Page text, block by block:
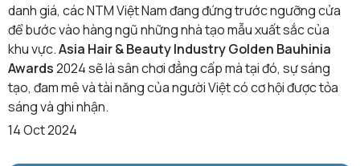
danh giá, các NTM Việt Nam đang đứng trước ngưỡng cửa
để bước vào hàng ngũ những nhà tạo mẫu xuất sắc của
khu vực.Asia Hair & Beauty Industry Golden Bauhinia
Awards2024 sẽ là sân chơi đẳng cấp mà tại đó, sự sáng
tạo, đam mê và tài năng của người Việt có cơ hội được tỏa
sáng và ghi nhận.
14 Oct 2024